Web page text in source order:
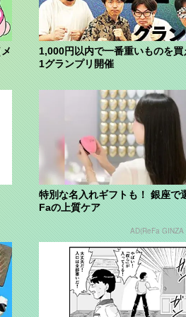
1,000円以内で一番重いものを買
1グランプリ開催
特別な名入れギフトも！ 銀座で
Faの上質ケア
AD(ReFa GINZA